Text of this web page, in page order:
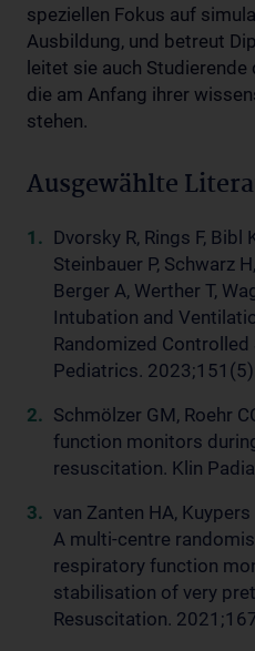
speziellen Fokus auf
Ausbildung, und betreut
leitet sie auch
die am Anfang ihrer
stehen.
Ausgewählte
Dvorsky R, Rings F, Bibl
Steinbauer P, Schwarz
Berger A, Werther T,
Intubation and
Randomized Controlled
Pediatrics.
Schmölzer GM, Roehr
function monitors
resuscitation. Klin
van Zanten HA,
A multi-centre
respiratory function
stabilisation of very
Resuscitation.